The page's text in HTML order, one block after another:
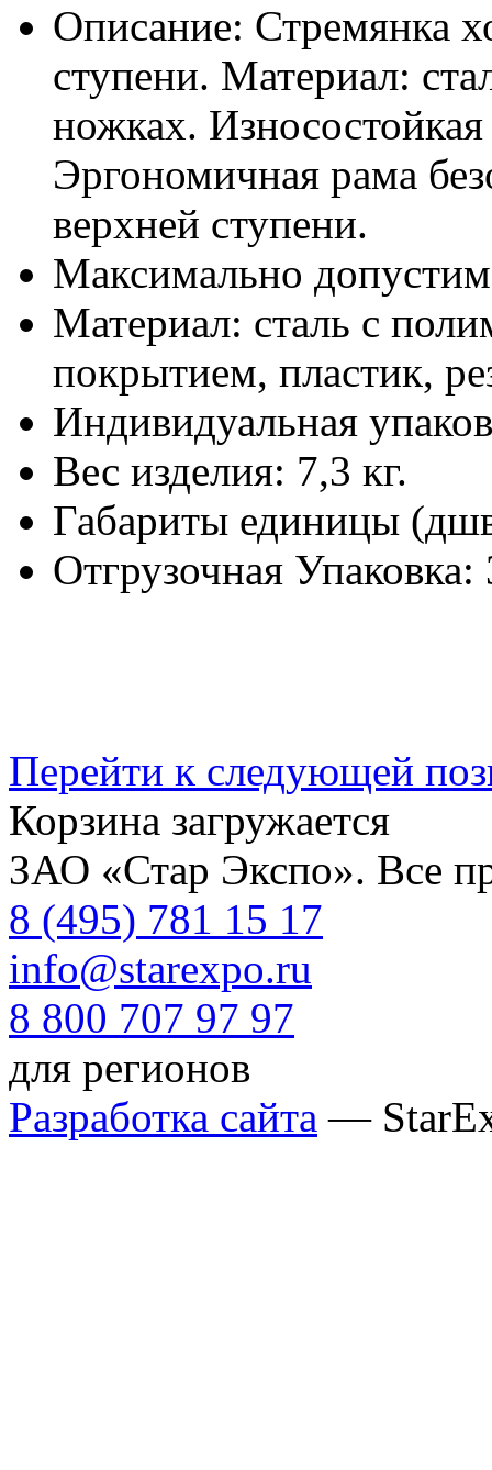
Описание: Стремянка
ступени. Материал:
ножках.
Эргономичная рама
верхней ступени.
Максимально
Материал: сталь с
покрытием, пластик,
Индивидуальная
Вес изделия: 7,3 кг.
Габариты единицы
Отгрузочная Упаковка:
Перейти к следующей
Корзина загружается
ЗАО «Стар Экспо». Все
8 (495) 781 15 17
info@starexpo.ru
8 800 707 97 97
для регионов
Разработка сайта —